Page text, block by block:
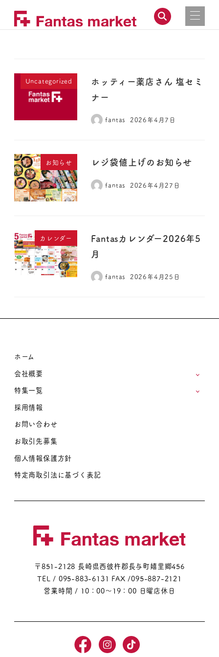
Uncategorized
ホッティー薬店さん 塩セミ
ナー
fantas 2026年4月7日
お知らせ レジ袋値上げのお知らせ
fantas 2026年4月27日
カレンダー
Fantasカレンダー2026年5
月
fantas 2026年4月25日
ホーム
会社概要
特集一覧
採用情報
お問い合わせ
お取引先募集
個人情報保護方針
特定商取引法に基づく表記
〒851-2128 長崎県西彼杵郡長与町嬉里郷456
TEL / 095-883-6131 FAX /095-887-2121
営業時間 / 10：00～19：00 日曜店休日